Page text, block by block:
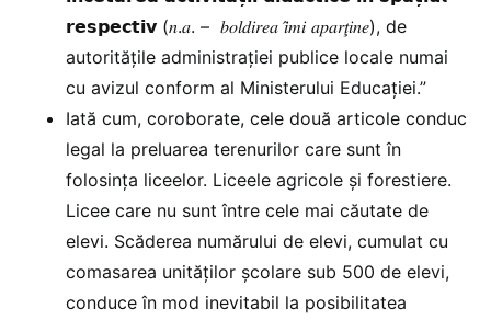
𝗿𝗲𝘀𝗽𝗲𝗰𝘁𝗶𝘃 (𝑛.𝑎. – 𝑏𝑜𝑙𝑑𝑖𝑟𝑒𝑎 𝑖̂𝑚𝑖 𝑎𝑝𝑎𝑟𝑡̧𝑖𝑛𝑒), de
autoritățile administrației publice locale numai
cu avizul conform al Ministerului Educației.”
Iată cum, coroborate, cele două articole conduc
legal la preluarea terenurilor care sunt în
folosinţa liceelor. Liceele agricole şi forestiere.
Licee care nu sunt între cele mai căutate de
elevi. Scăderea numărului de elevi, cumulat cu
comasarea unităţilor şcolare sub 500 de elevi,
conduce în mod inevitabil la posibilitatea